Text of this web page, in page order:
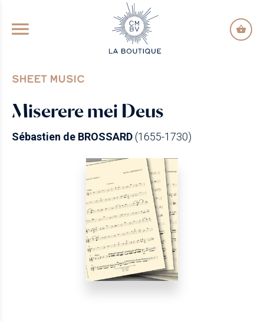
GO TO PRINCIPAL CONTENT
SHEET MUSIC
Miserere mei Deus
Sébastien de BROSSARD(1655-1730)